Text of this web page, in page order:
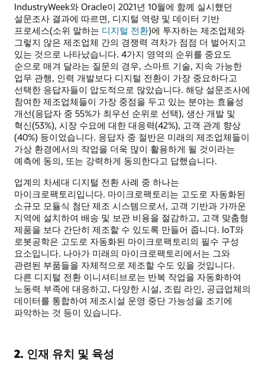
IndustryWeek와 Oracle이 2021년 10월에 함께 실시했던
설문조사 결과에 따르면, 디지털 역량 및 데이터 기반
프로세스(소위 말하는 디지털 전환)에 투자하는 제조업체와
그렇지 않은 제조업체 간의 경쟁력 격차가 점점 더 벌어지고
있는 것으로 나타났습니다. 4가지 영역의 순위를 중요도
순으로 매겨 달라는 질문의 경우, 스마트 기술, 지속 가능한
업무 관행, 인력 개발보다 디지털 전환이 가장 중요하다고
선택한 응답자들이 압도적으로 많았습니다. 해당 설문조사에
참여한 제조업체들이 가장 중점을 두고 있는 분야는 효율성
개선(응답자 중 55%가 최우선 순위로 선택), 생산 개발 및
혁신(53%), 시장 수요에 대한 대응력(42%), 고객 관계 향상
(40%) 등이었습니다. 응답자 중 절반은 미래의 제조업체들이
가상 환경에서의 작업을 더욱 많이 활용하게 될 것이라는
예측에 동의, 또는 강력하게 동의한다고 답했습니다.
업계의 차세대 디지털 전환 사례 중 하나는
마이크로팩토리입니다. 마이크로팩토리는 고도로 자동화된
소규모 모듈식 첨단 제조 시스템으로서, 고객 기반과 가까운
지역에 설치하여 배송 및 보관 비용을 절감하고, 고객 맞춤형
제품을 보다 간단히 제조할 수 있도록 만들어 줍니다. IoT와
로봇공학은 고도로 자동화된 마이크로팩토리의 필수 구성
요소입니다. 나아가 미래의 마이크로팩토리에서는 그와
관련된 부품들을 자체적으로 제조할 수도 있을 것입니다.
다른 디지털 전환 이니셔티브로는 반복 작업을 자동화하여
노동력 부족에 대응하고, 다양한 시설, 조립 라인, 공급업체의
데이터를 통합하여 제조시설 운영 중단 가능성을 조기에
파악하는 것 등이 있습니다.
2. 인재 유치 및 육성